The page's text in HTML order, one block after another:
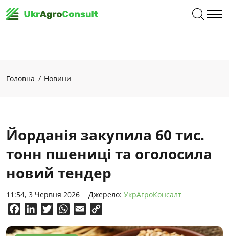
Головна Новини
Йорданія закупила 60 тис.
тонн пшениці та оголосила
новий тендер
11:54, 3 Червня 2026 Джерело: УкрАгроКонсалт
FacebookLinkedInTwitterWhatsApp
Email